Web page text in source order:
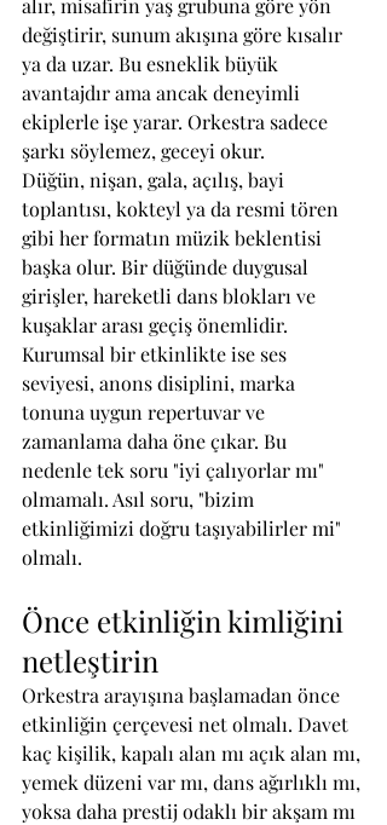
alır, misafirin yaş grubuna göre yön
değiştirir, sunum akışına göre kısalır
ya da uzar. Bu esneklik büyük
avantajdır ama ancak deneyimli
ekiplerle işe yarar. Orkestra sadece
şarkı söylemez, geceyi okur.
Düğün, nişan, gala, açılış, bayi
toplantısı, kokteyl ya da resmi tören
gibi her formatın müzik beklentisi
başka olur. Bir düğünde duygusal
girişler, hareketli dans blokları ve
kuşaklar arası geçiş önemlidir.
Kurumsal bir etkinlikte ise ses
seviyesi, anons disiplini, marka
tonuna uygun repertuvar ve
zamanlama daha öne çıkar. Bu
nedenle tek soru "iyi çalıyorlar mı"
olmamalı. Asıl soru, "bizim
etkinliğimizi doğru taşıyabilirler mi"
olmalı.
Önce etkinliğin kimliğini
netleştirin
Orkestra arayışına başlamadan önce
etkinliğin çerçevesi net olmalı. Davet
kaç kişilik, kapalı alan mı açık alan mı,
yemek düzeni var mı, dans ağırlıklı mı,
yoksa daha prestij odaklı bir akşam mı